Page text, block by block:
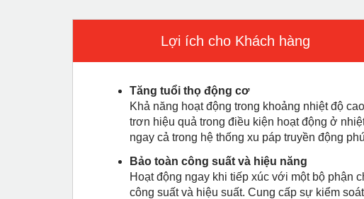
Lợi ích cho Khách hàng
Tăng tuổi thọ động cơ
Khả năng hoạt động trong khoảng nhiệt độ
trơn hiệu quả trong điều kiện hoạt động ở
ngay cả trong hệ thống xu páp truyền động
Bảo toàn công suất và hiệu năng
Hoạt động ngay khi tiếp xúc với một bộ phận
công suất và hiệu suất. Cung cấp sự kiểm